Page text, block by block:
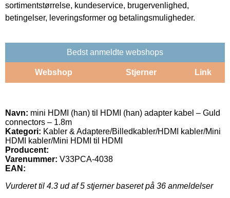
sortimentstørrelse, kundeservice, brugervenlighed,
betingelser, leveringsformer og betalingsmuligheder.
Bedst anmeldte webshops
Webshop Stjerner Link
Navn: mini HDMI (han) til HDMI (han) adapter kabel – Guld
connectors – 1.8m
Kategori: Kabler & Adaptere/Billedkabler/HDMI kabler/Mini
HDMI kabler/Mini HDMI til HDMI
Producent:
Varenummer: V33PCA-4038
EAN:
Vurderet til 4.3 ud af 5 stjerner baseret på 36 anmeldelser